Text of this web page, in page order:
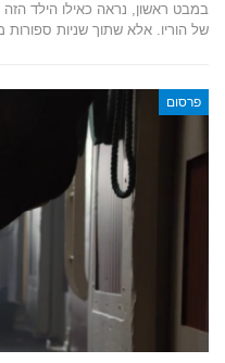
במבט ראשון, נראה כאילו הילד
של הוריו. אלא שתוך שניות
פרסום